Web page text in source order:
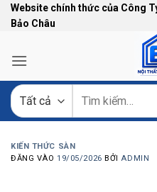
Bỏ
qua
dung
Website chính thức của Công
Bảo Châu
kiếm:
KIẾN THỨC SÀN
ĐĂNG VÀO19/05/2026 BỞIADMIN